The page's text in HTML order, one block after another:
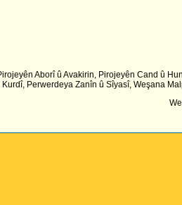
Aborî û Avakirin, Pirojeyên Cand û
Perwerdeya Zanîn û Sîyasî, Weşana